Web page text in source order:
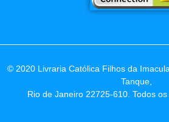
© 2020 Livraria Católica Filhos da
Tanque,
Rio de Janeiro 22725-610. Todos